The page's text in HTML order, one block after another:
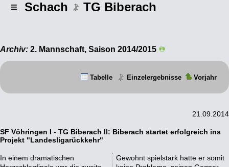
≡ Schach TG Biberach
Archiv: 2. Mannschaft, Saison 2014/2015
Tabelle Einzelergebnisse Vorjahr
21.09.2014
SF Vöhringen I - TG Biberach II: Biberach startet erfolgreich ins
Projekt "Landesligarückkehr"
In einem dramatischen
Gewohnt spielstark hatte er somit